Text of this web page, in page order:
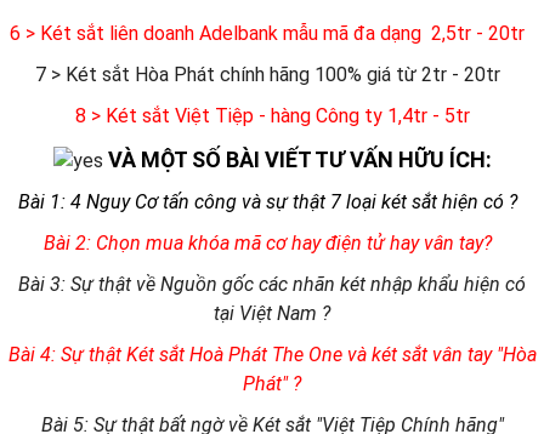
6 > Két sắt liên doanh Adelbank mẫu mã đa dạng 2,5tr - 20tr
7 > Két sắt Hòa Phát chính hãng 100% giá từ 2tr - 20tr
8 > Két sắt Việt Tiệp - hàng Công ty 1,4tr - 5tr
VÀ MỘT SỐ BÀI VIẾT TƯ VẤN HỮU ÍCH:
Bài 1: 4 Nguy Cơ tấn công và sự thật 7 loại két sắt hiện có ?
Bài 2: Chọn mua khóa mã cơ hay điện tử hay vân tay?
Bài 3: Sự thật về Nguồn gốc các nhãn két nhập khẩu hiện có
tại Việt Nam ?
Bài 4: Sự thật Két sắt Hoà Phát The One và két sắt vân tay "Hòa
Phát" ?
Bài 5: Sự thật bất ngờ về Két sắt "Việt Tiệp Chính hãng"